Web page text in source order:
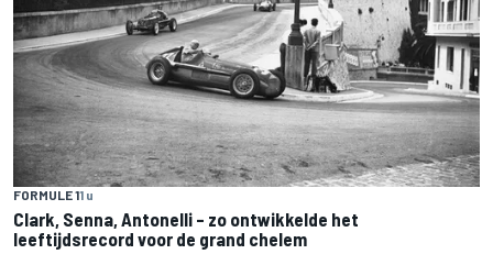
FORMULE 11 u
Clark, Senna, Antonelli – zo ontwikkelde het
leeftijdsrecord voor de grand chelem